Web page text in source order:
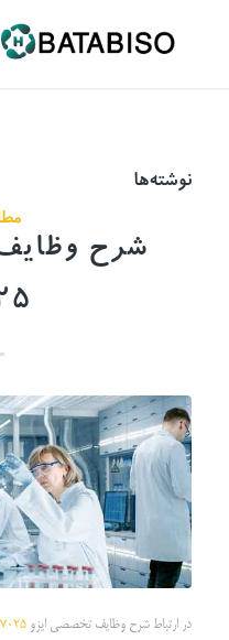
نوشته‌ها
شرح
در ارتباط شرح وظایف تخصصی ایزو